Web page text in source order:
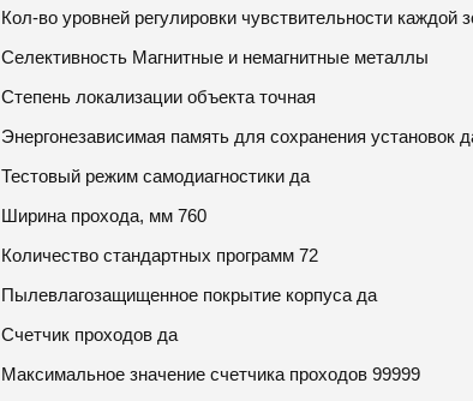
Кол-во уровней регулировки чувствительности каждой
Селективность Магнитные и немагнитные металлы
Степень локализации объекта точная
Энергонезависимая память для сохранения установок
Тестовый режим самодиагностики да
Ширина прохода, мм 760
Количество стандартных программ 72
Пылевлагозащищенное покрытие корпуса да
Счетчик проходов да
Максимальное значение счетчика проходов 99999